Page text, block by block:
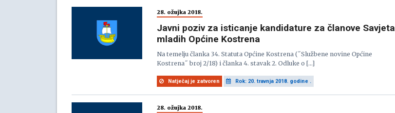
28. ožujka 2018.
Javni poziv za isticanje kandidature za članove Savjeta
mladih Općine Kostrena
Na temelju članka 34. Statuta Općine Kostrena (˝Službene novine Općine
Kostrena˝ broj 2/18) i članka 4. stavak 2. Odluke o […]
Natječaj je zatvoren Rok: 20. travnja 2018. godine .
28. ožujka 2018.